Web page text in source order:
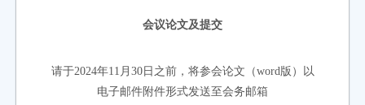
会议论文及提交
请于2024年11月30日之前，将参会论文（word版）以
电子邮件附件形式发送至会务邮箱